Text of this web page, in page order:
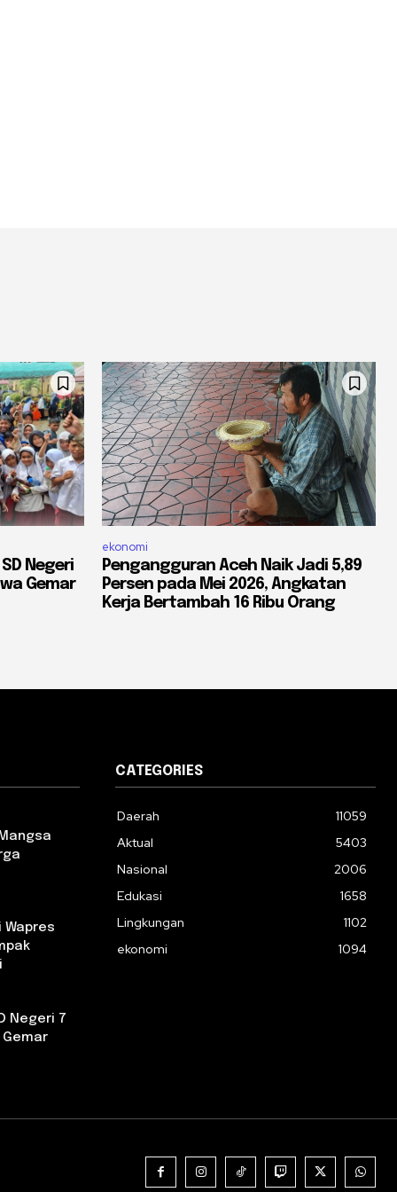
Negeri
Gemar
ekonomi
Pengangguran Aceh Naik Jadi 5,89
Persen pada Mei 2026, Angkatan
Kerja Bertambah 16 Ribu Orang
Wapres
Negeri 7
Gemar
CATEGORIES
Daerah
11059
Aktual
5403
Nasional
2006
Edukasi
1658
Lingkungan
1102
ekonomi
1094